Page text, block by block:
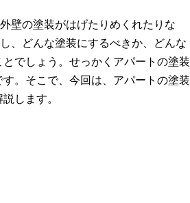
壁の塗装がはげたりめくれたりな
、どんな塗装にするべきか、どんな
でしょう。せっかくアパートの塗装
。そこで、今回は、アパートの塗装
します。